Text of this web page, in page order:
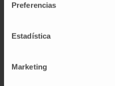
Preferencias
Estadística
Marketing